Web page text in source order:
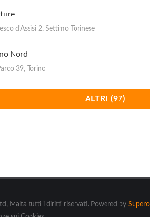
d'Assisi 2, Settimo Torinese
Nord
39, Torino
59, Torino
ALTRI (97)
Malta tutti i diritti riservati. Powered by Supero